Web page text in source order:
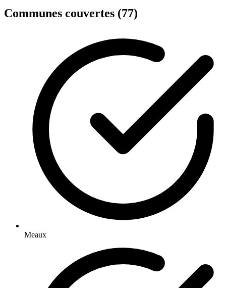
Communes couvertes (77)
Meaux